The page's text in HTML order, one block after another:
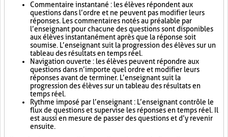
Commentaire instantané : les élèves répondent aux
questions dans l’ordre et ne peuvent pas modifier leurs
réponses. Les commentaires notés au préalable par
l’enseignant pour chacune des questions sont disponibles
aux élèves instantanément après que la réponse soit
soumise. L’enseignant suit la progression des élèves sur un
tableau des résultats en temps réel.
Navigation ouverte : les élèves peuvent répondre aux
questions dans n’importe quel ordre et modifier leurs
réponses avant de terminer. L’enseignant suit la
progression des élèves sur un tableau des résultats en
temps réel.
Rythme imposé par l’enseignant : L’enseignant contrôle le
flux de questions et supervise les réponses en temps réel. Il
est aussi en mesure de passer des questions et d’y revenir
ensuite.